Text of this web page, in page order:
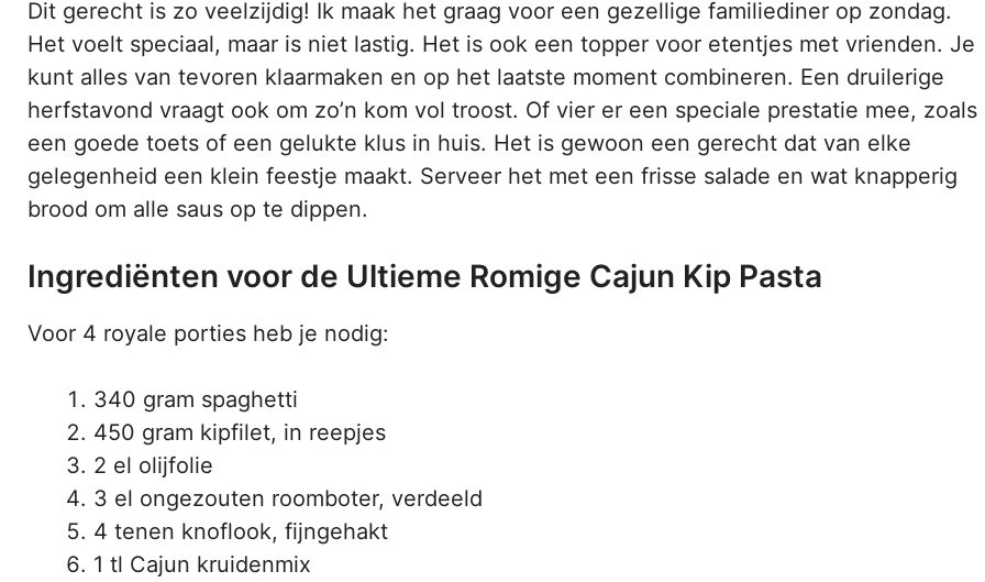
Dit gerecht is zo veelzijdig! Ik maak het graag voor een gezellige familiediner op zondag.
Het voelt speciaal, maar is niet lastig. Het is ook een topper voor etentjes met vrienden. Je
kunt alles van tevoren klaarmaken en op het laatste moment combineren. Een druilerige
herfstavond vraagt ook om zo’n kom vol troost. Of vier er een speciale prestatie mee, zoals
een goede toets of een gelukte klus in huis. Het is gewoon een gerecht dat van elke
gelegenheid een klein feestje maakt. Serveer het met een frisse salade en wat knapperig
brood om alle saus op te dippen.
Ingrediënten voor de Ultieme Romige Cajun Kip Pasta
Voor 4 royale porties heb je nodig:
340 gram spaghetti
450 gram kipfilet, in reepjes
2 el olijfolie
3 el ongezouten roomboter, verdeeld
4 tenen knoflook, fijngehakt
1 tl Cajun kruidenmix